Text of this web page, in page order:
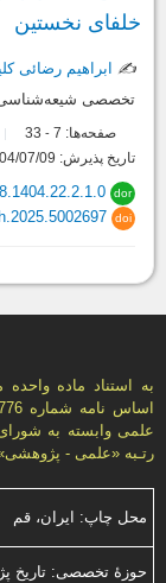
خلفای نخستین
✍️ ابراهیم رضائی
تخصصی
صفحه‌ها: 7
-
تاریخ پذیرش: 1404/07/09
dor
doi
رتـبه «علمی - پژوهشی»
محل چاپ: ایران، قم
حوزۀ تخصصی: تاریخ